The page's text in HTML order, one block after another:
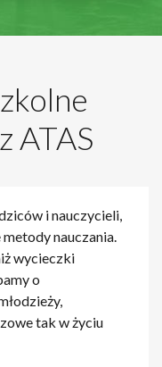
ATAS
i nauczycieli,
nauczania.
wycieczki
o
tak w życiu